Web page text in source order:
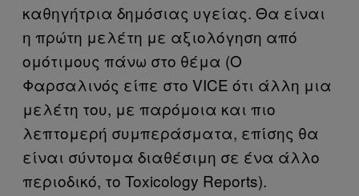
καθηγήτρια δημόσιας υγείας. Θα είναι
η πρώτη μελέτη με αξιολόγηση από
ομότιμους πάνω στο θέμα (Ο
Φαρσαλινός είπε στο VICE ότι άλλη μια
μελέτη του, με παρόμοια και πιο
λεπτομερή συμπεράσματα, επίσης θα
είναι σύντομα διαθέσιμη σε ένα άλλο
περιοδικό, το Toxicology Reports).